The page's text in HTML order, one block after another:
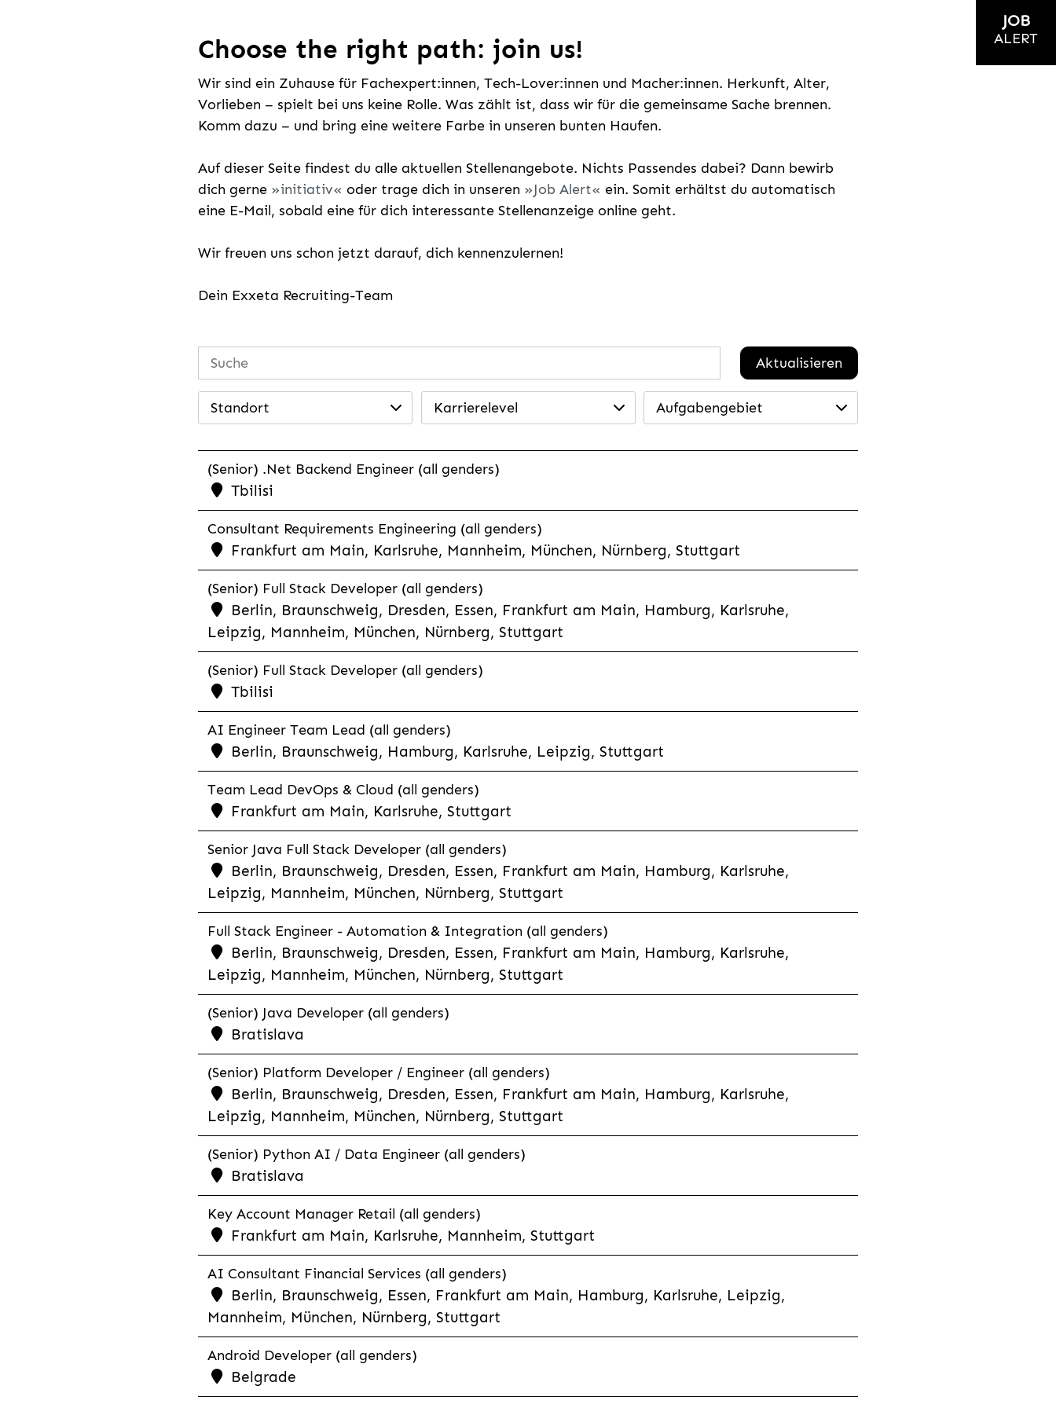
Choose the right path: join us!
Wir sind ein Zuhause für Fachexpert:innen, Tech-Lover:innen und Macher:innen. Herkunft, Alter,
Vorlieben – spielt bei uns keine Rolle. Was zählt ist, dass wir für die gemeinsame Sache brennen.
Komm dazu – und bring eine weitere Farbe in unseren bunten Haufen.
Auf dieser Seite findest du alle aktuellen Stellenangebote. Nichts Passendes dabei? Dann bewirb
dich gerne
initiativ oder trage dich in unseren Job Alert
ein. Somit erhältst du automatisch
eine E-Mail, sobald eine für dich interessante Stellenanzeige online geht.
Wir freuen uns schon jetzt darauf, dich kennenzulernen!
Dein Exxeta Recruiting-Team
Aktualisieren
Standort Karrierelevel Aufgabengebiet
(Senior) .Net Backend Engineer (all genders)
Tbilisi
Consultant Requirements Engineering (all genders)
Frankfurt am Main, Karlsruhe, Mannheim, München, Nürnberg, Stuttgart
(Senior) Full Stack Developer (all genders)
Berlin, Braunschweig, Dresden, Essen, Frankfurt am Main, Hamburg, Karlsruhe,
Leipzig, Mannheim, München, Nürnberg, Stuttgart
(Senior) Full Stack Developer (all genders)
Tbilisi
AI Engineer Team Lead (all genders)
Berlin, Braunschweig, Hamburg, Karlsruhe, Leipzig, Stuttgart
Team Lead DevOps & Cloud (all genders)
Frankfurt am Main, Karlsruhe, Stuttgart
Senior Java Full Stack Developer (all genders)
Berlin, Braunschweig, Dresden, Essen, Frankfurt am Main, Hamburg, Karlsruhe,
Leipzig, Mannheim, München, Nürnberg, Stuttgart
Full Stack Engineer - Automation & Integration (all genders)
Berlin, Braunschweig, Dresden, Essen, Frankfurt am Main, Hamburg, Karlsruhe,
Leipzig, Mannheim, München, Nürnberg, Stuttgart
(Senior) Java Developer (all genders)
Bratislava
(Senior) Platform Developer / Engineer (all genders)
Berlin, Braunschweig, Dresden, Essen, Frankfurt am Main, Hamburg, Karlsruhe,
Leipzig, Mannheim, München, Nürnberg, Stuttgart
(Senior) Python AI / Data Engineer (all genders)
Bratislava
Key Account Manager Retail (all genders)
Frankfurt am Main, Karlsruhe, Mannheim, Stuttgart
AI Consultant Financial Services (all genders)
Berlin, Braunschweig, Essen, Frankfurt am Main, Hamburg, Karlsruhe, Leipzig,
Mannheim, München, Nürnberg, Stuttgart
Android Developer (all genders)
Belgrade
JOB
ALERT